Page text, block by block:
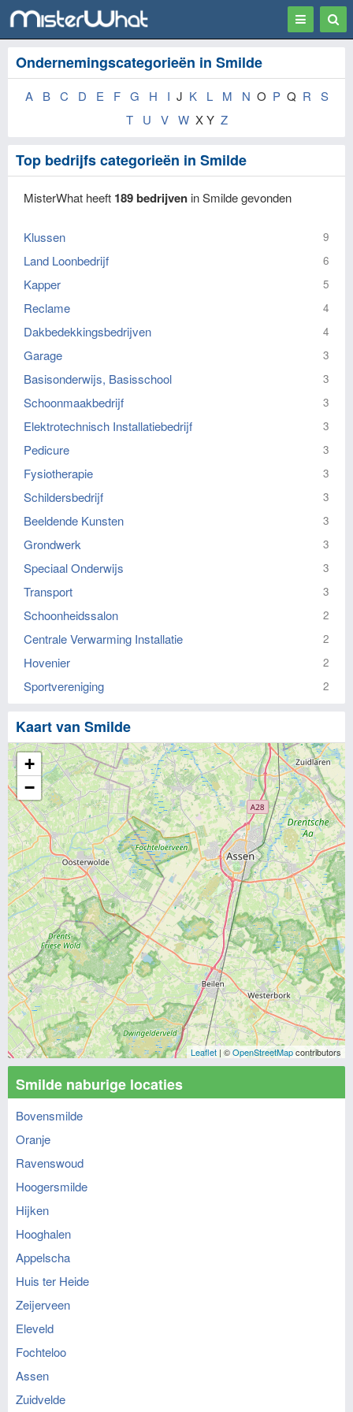
Toggle
Ondernemingscategorieën in Smilde
A B C D E F G H I J K L M N O P Q R
S
T
U V W X Y Z
Top bedrijfs categorieën in Smilde
MisterWhat heeft 189 bedrijven in Smilde gevonden
Klussen 9
Land Loonbedrijf 6
Kapper 5
Reclame 4
Dakbedekkingsbedrijven 4
Garage 3
Basisonderwijs, Basisschool 3
Schoonmaakbedrijf 3
Elektrotechnisch Installatiebedrijf 3
Pedicure 3
Fysiotherapie 3
Schildersbedrijf 3
Beeldende Kunsten 3
Grondwerk 3
Speciaal Onderwijs 3
Transport 3
Schoonheidssalon 2
Centrale Verwarming Installatie 2
Hovenier 2
Sportvereniging 2
Kaart van Smilde
+
−
Leaflet | ©OpenStreetMapcontributors
Smilde naburige locaties
Bovensmilde
Oranje
Ravenswoud
Hoogersmilde
Hijken
Hooghalen
Appelscha
Huis ter Heide
Zeijerveen
Eleveld
Fochteloo
Assen
Zuidvelde